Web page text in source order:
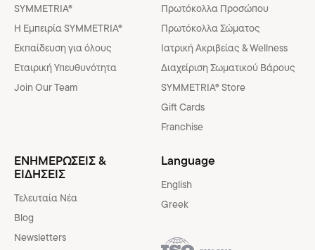
SYMMETRIA®
H Εμπειρία SYMMETRIA®
Εκπαίδευση για όλους
Εταιρική Υπευθυνότητα
Join Our Team
Πρωτόκολλα Προσώπου
Πρωτόκολλα Σώματος
Ιατρική Ακριβείας & Wellness
Διαχείριση Σωματικού Βάρους
SYMMETRIA® Store
Gift Cards
Franchise
ΕΝΗΜΕΡΩΣΕΙΣ &
ΕΙΔΗΣΕΙΣ
Τελευταία Νέα
Blog
Newsletters
Language
English
Greek